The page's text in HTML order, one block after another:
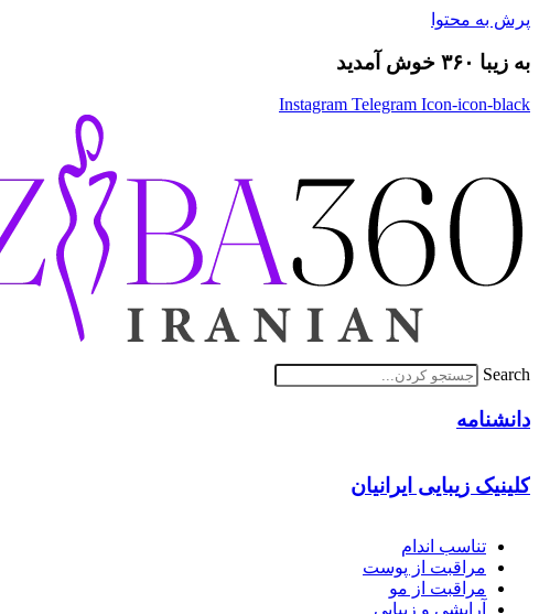
پرش به محتوا
به زیبا ۳۶۰ خوش آمدید
Instagram Telegram Icon-icon-black
Search
دانشنامه
کلینیک زیبایی ایرانیان
تناسب اندام
مراقبت از پوست
مراقبت از مو
آرایشی و زیبایی